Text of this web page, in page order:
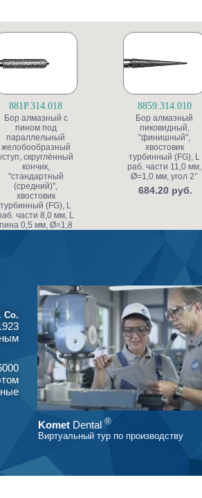
881P.314.018
Бор алмазный с
пином под
параллельный
желобообразный
скруглённый
кончик,
"стандартный
(средний)",
хвостовик
турбинный (FG), L
части 8,0 мм, L
пина 0,5 мм, Ø=1,8
8859.314.010
Бор алмазный
пиковидный,
"финишный",
хвостовик
турбинный (FG), L
раб. части 11,0 мм,
Ø=1,0 мм, угол 2°
684.20 руб.
Co.
Komet Dental ®
Виртуальный тур по производству